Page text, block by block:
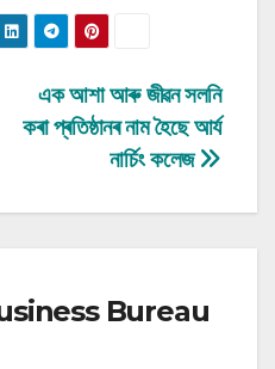
এক আশা আৰু জীৱন সলনি
কৰা প্ৰতিষ্ঠানৰ নাম হৈছে আৰ্য
নাৰ্চিং কলেজ
Bureau